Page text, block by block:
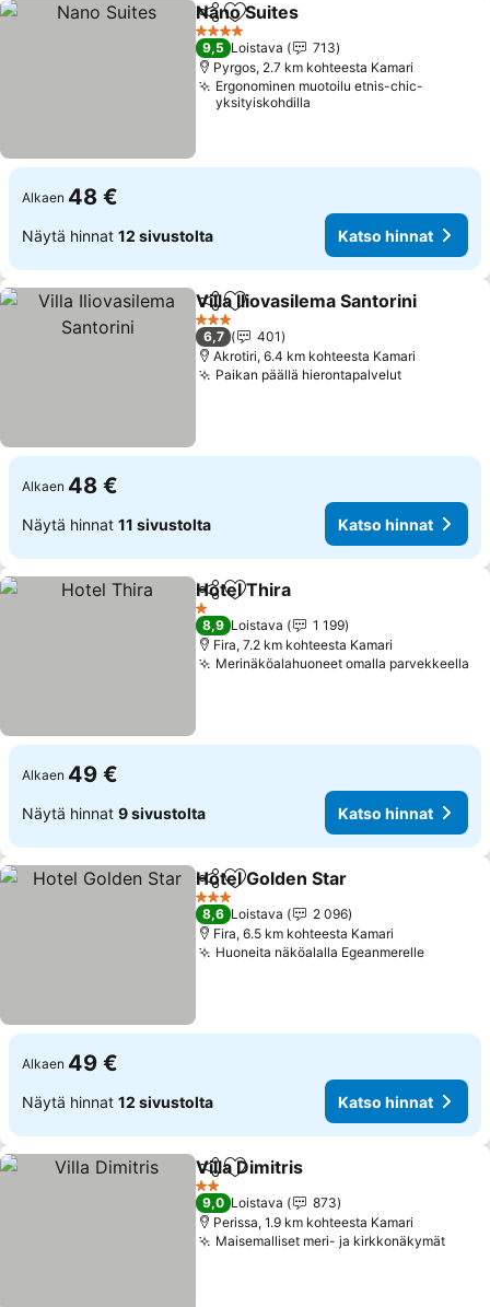
Jaa Lisää suosikkeihin
Nano Suites
4 Tähtiluokitus
9,5 Loistava
713
Pyrgos, 2.7 km kohteesta Kamari
Ergonominen muotoilu etnis-chic-
yksityiskohdilla
Alkaen 48 €
Näytä hinnat 12 sivustolta Katso hinnat
Jaa Lisää suosikkeihin
Villa Iliovasilema Santorini
3 Tähtiluokitus
6,7
401
Akrotiri, 6.4 km kohteesta Kamari
Paikan päällä hierontapalvelutKatso
Alkaen 48 €
Näytä hinnat 11 sivustolta Katso hinnat
Jaa Lisää suosikkeihin
Hotel Thira
1 Tähtiluokitus
8,9 Loistava
1 199
Fira, 7.2 km kohteesta Kamari
Merinäköalahuoneet omalla parvekkeella
Alkaen 49 €
Näytä hinnat 9 sivustolta Katso hinnat
Jaa Lisää suosikkeihin
Hotel Golden Star
3 Tähtiluokitus
8,6 Loistava
2 096
Fira, 6.5 km kohteesta Kamari
Huoneita näköalalla EgeanmerelleKatso
Alkaen 49 €
Näytä hinnat 12 sivustolta Katso hinnat
Jaa Lisää suosikkeihin
Villa Dimitris
2 Tähtiluokitus
9,0 Loistava
873
Perissa, 1.9 km kohteesta Kamari
Maisemalliset meri- ja kirkkonäkymät